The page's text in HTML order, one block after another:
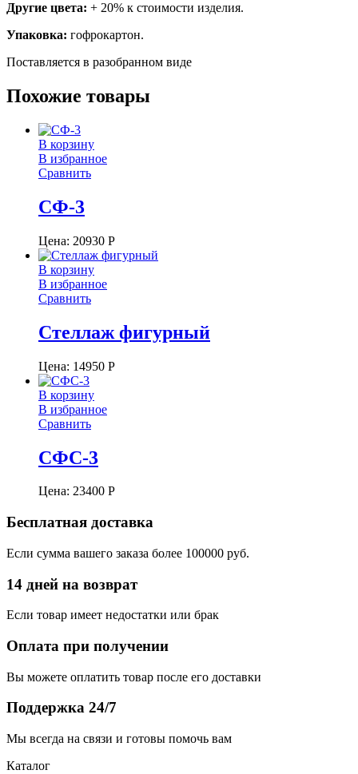
Другие цвета: + 20% к стоимости изделия.
Упаковка: гофрокартон.
Поставляется в разобранном виде
Похожие товары
В корзину
В избранное
Сравнить
СФ-3
Цена: 20930 Р
В корзину
В избранное
Сравнить
Стеллаж фигурный
Цена: 14950 Р
В корзину
В избранное
Сравнить
СФС-3
Цена: 23400 Р
Бесплатная доставка
Если сумма вашего заказа более 100000 руб.
14 дней на возврат
Если товар имеет недостатки или брак
Оплата при получении
Вы можете оплатить товар после его доставки
Поддержка 24/7
Мы всегда на связи и готовы помочь вам
Каталог